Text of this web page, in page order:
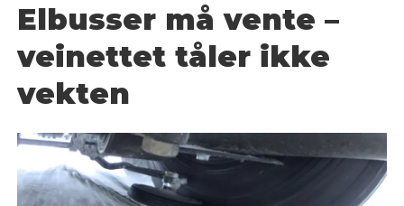
Elbusser må vente –
veinettet tåler ikke
vekten